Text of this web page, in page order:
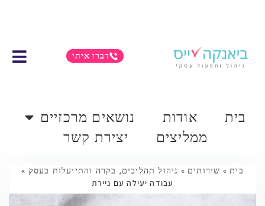
דברו איתי
בית אודות
נושאים מרכזיים
ממליצים
יצירת קשר
בית» שירותים » ניהול תהליכים, בקרה והתייעלות בעסק »
עבודה יעילה עם ניירת